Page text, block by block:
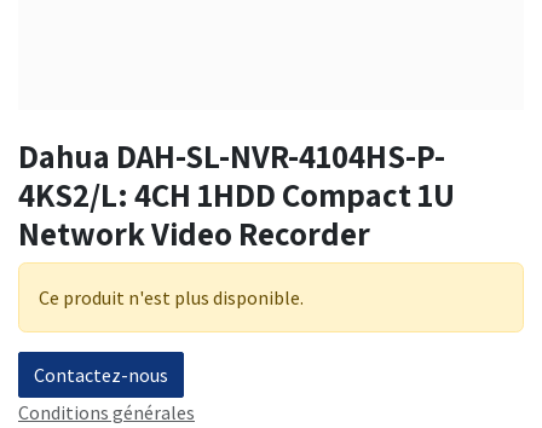
Dahua DAH-SL-NVR-4104HS-P-
4KS2/L: 4CH 1HDD Compact 1U
Network Video Recorder
Ce produit n'est plus disponible.
Contactez-nous
Conditions générales